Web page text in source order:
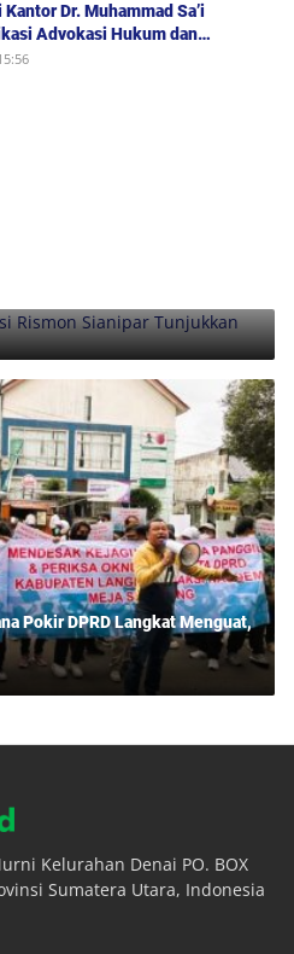
Dr. Muhammad Sa’i
Advokasi Hukum dan
untuk Bobby-Surya di Pilgub
Sianipar Tunjukkan
Pokir DPRD Langkat Menguat,
Kelurahan Denai PO. BOX
Sumatera Utara, Indonesia